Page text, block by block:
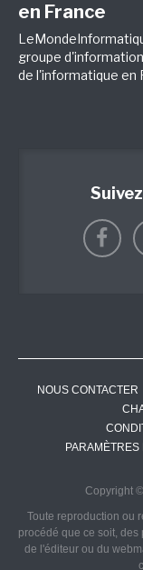
en France
groupe
de l'informatique en
NOUS CONTACTER
Copyright
Toute reproduction ou
procédé que ce soit,
de l'éditeur ou du